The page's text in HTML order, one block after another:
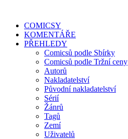
COMICSY
KOMENTÁŘE
PŘEHLEDY
Comicsů podle Sbírky
Comicsů podle Tržní ceny
Autorů
Nakladatelství
Původní nakladatelství
Sérií
Žánrů
Tagů
Zemí
Uživatelů